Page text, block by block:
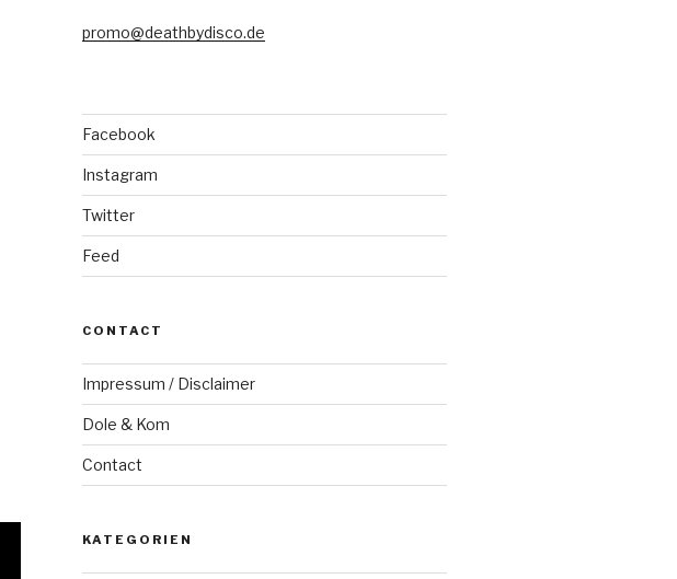
promo@deathbydisco.de
Facebook
Instagram
Twitter
Feed
CONTACT
Impressum / Disclaimer
Dole & Kom
Contact
KATEGORIEN